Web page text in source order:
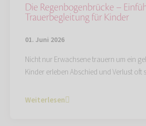
Die Regenbogenbrücke –
Trauerbegleitung für Kinder
01. Juni 2026
Nicht nur Erwachsene trauern um ein
Kinder erleben Abschied und Verlust oft
Weiterlesen